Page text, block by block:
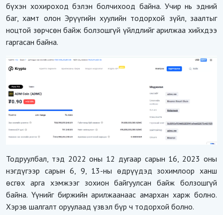
бүхэн хохироход бэлэн болчихоод байна. Учир нь эдний
баг, хамт олон Эрүүгийн хуулийн тодорхой зүйл, заалтыг
ноцтой зөрчсөн байж болзошгүй үйлдлийг арилжаа хийхдээ
гаргасан байна.
Тодруулбал, тэд 2022 оны 12 дугаар сарын 16, 2023 оны
нэгдүгээр сарын 6, 9, 13-ны өдрүүдэд зохимлоор ханш
өсгөх арга хэмжээг зохион байгуулсан байж болзошгүй
байна. Үүнийг биржийн арилжаанаас амархан харж болно.
Хэрэв шалгалт оруулаад үзвэл бүр ч тодорхой болно.